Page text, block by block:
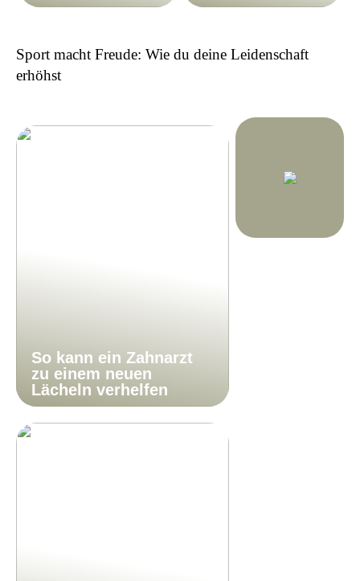
Sport macht Freude: Wie du deine Leidenschaft
erhöhst
So kann ein Zahnarzt
zu einem neuen
Lächeln verhelfen